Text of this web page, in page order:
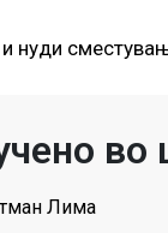
нуди
во
Лима